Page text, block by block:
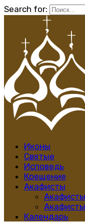
Search for:
Иконы
Святые
Исповедь
Крещение
Акафисты
Календарь